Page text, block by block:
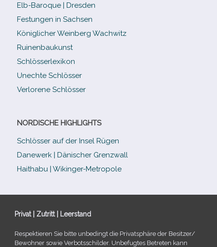
Elb-​Baroque | Dresden
Festungen in Sachsen
Königlicher Weinberg Wachwitz
Ruinenbaukunst
Schlösserlexikon
Unechte Schlösser
Verlorene Schlösser
NORDISCHE HIGHLIGHTS
Schlösser auf der Insel Rügen
Danewerk | Dänischer Grenzwall
Haithabu | Wikinger-Metropole
Privat | Zutritt | Leerstand
Respektieren Sie bitte unbe­dingt die Privatsphäre der Besitzer/​
Bewohner sowie Verbotsschilder. Unbefugtes Betreten kann